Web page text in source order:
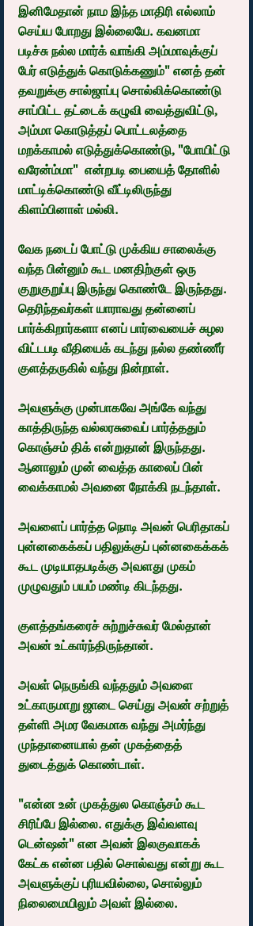
இனிமேதான் நாம இந்த மாதிரி எல்லாம்
செய்ய போறது இல்லையே. கவனமா
படிச்சு நல்ல மார்க் வாங்கி அம்மாவுக்குப்
பேர் எடுத்துக் கொடுக்கணும்" எனத் தன்
தவறுக்கு சால்ஜாப்பு சொல்லிக்கொண்டு
சாப்பிட்ட தட்டைக் கழுவி வைத்துவிட்டு,
அம்மா கொடுத்தப் பொட்டலத்தை
மறக்காமல் எடுத்துக்கொண்டு, "போயிட்டு
வரேன்ம்மா"  என்றபடி பையைத் தோளில்
மாட்டிக்கொண்டு வீட்டிலிருந்து
கிளம்பினாள் மல்லி.
வேக நடைப் போட்டு முக்கிய சாலைக்கு
வந்த பின்னும் கூட மனதிற்குள் ஒரு
குறுகுறுப்பு இருந்து கொண்டே இருந்தது.
தெரிந்தவர்கள் யாராவது தன்னைப்
பார்க்கிறார்களா எனப் பார்வையைச் சுழல
விட்டபடி வீதியைக் கடந்து நல்ல தண்ணீர்
குளத்தருகில் வந்து நின்றாள்.
அவளுக்கு முன்பாகவே அங்கே வந்து
காத்திருந்த வல்லரசுவைப் பார்த்ததும்
கொஞ்சம் திக் என்றுதான் இருந்தது.
ஆனாலும் முன் வைத்த காலைப் பின்
வைக்காமல் அவனை நோக்கி நடந்தாள்.
அவளைப் பார்த்த நொடி அவன் பெரிதாகப்
புன்னகைக்கப் பதிலுக்குப் புன்னகைக்கக்
கூட முடியாதபடிக்கு அவளது முகம்
முழுவதும் பயம் மண்டி கிடந்தது.
குளத்தங்கரைச் சுற்றுச்சுவர் மேல்தான்
அவன் உட்கார்ந்திருந்தான்.
அவள் நெருங்கி வந்ததும் அவளை
உட்காருமாறு ஜாடை செய்து அவன் சற்றுத்
தள்ளி அமர வேகமாக வந்து அமர்ந்து
முந்தானையால் தன் முகத்தைத்
துடைத்துக் கொண்டாள்.
"என்ன உன் முகத்துல கொஞ்சம் கூட
சிரிப்பே இல்லை. எதுக்கு இவ்வளவு
டென்ஷன்" என அவன் இலகுவாகக்
கேட்க என்ன பதில் சொல்வது என்று கூட
அவளுக்குப் புரியவில்லை, சொல்லும்
நிலைமையிலும் அவள் இல்லை.